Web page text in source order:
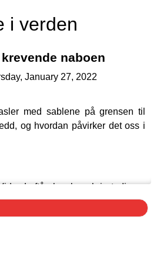
i verden
naboen
January 27, 2022
med sablene på grensen til
og hvordan påvirker det oss i
Loftås har besøk i studio av
Nordlys-journalist,Amund
av journalistnettverket Barents